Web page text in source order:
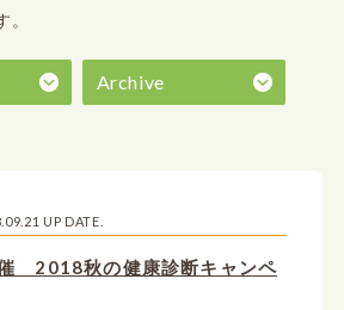
。
Archive
2018秋の健康診断キャンペ
UP DATE.